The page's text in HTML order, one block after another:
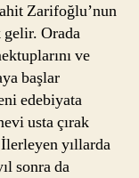
Zarifoğlu’nun
gelir. Orada
ve
başlar
edebiyata
usta çırak
yıllarda
sonra da